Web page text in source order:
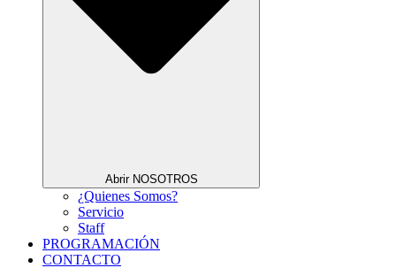
Abrir NOSOTROS
¿Quienes Somos?
Servicio
Staff
PROGRAMACIÓN
CONTACTO